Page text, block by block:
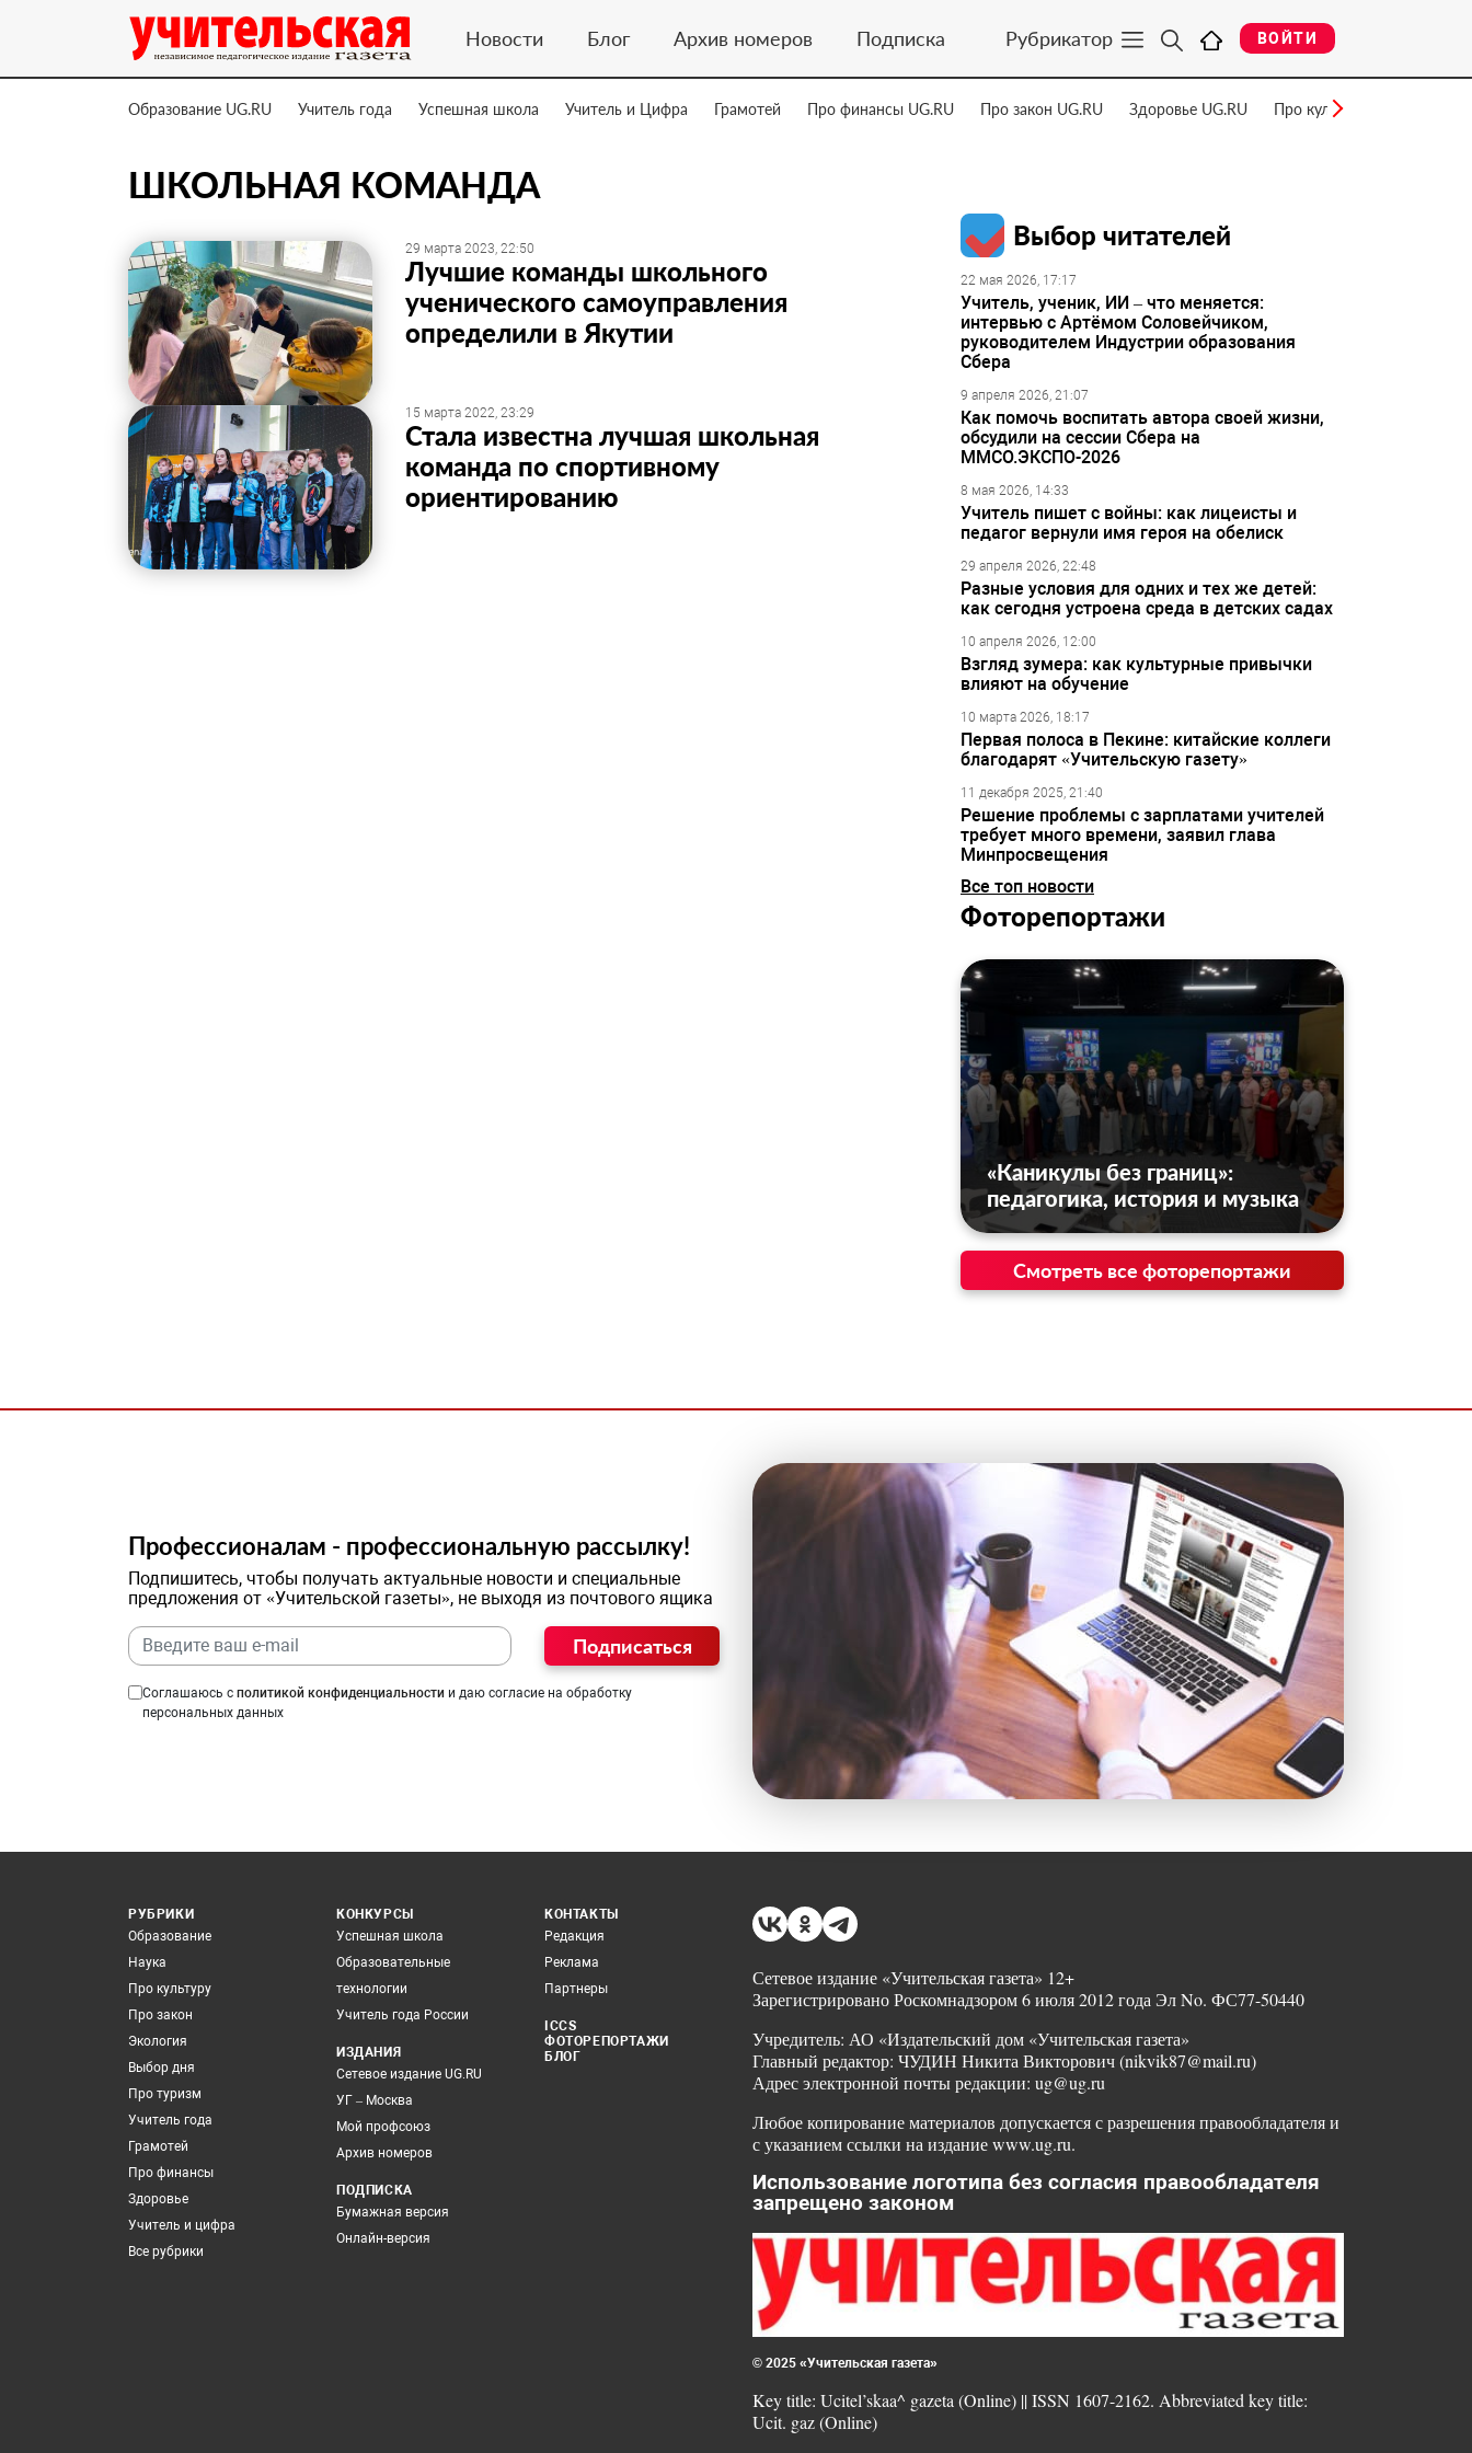
Новости Блог Архив номеров Подписка Рубрикатор ВОЙТИ
Образование UG.RU Учитель года Успешная школа Учитель и Цифра Грамотей Про финансы UG.RU Про закон UG.RU Здоровье UG.RU Про культуру UG.RU
ШКОЛЬНАЯ КОМАНДА
29 марта 2023, 22:50
Лучшие команды школьного
ученического самоуправления
определили в Якутии
15 марта 2022, 23:29
Стала известна лучшая школьная
команда по спортивному
ориентированию
Выбор читателей
22 мая 2026, 17:17
Учитель, ученик, ИИ – что меняется:
интервью с Артёмом Соловейчиком,
руководителем Индустрии образования
Сбера
9 апреля 2026, 21:07
Как помочь воспитать автора своей жизни,
обсудили на сессии Сбера на
ММСО.ЭКСПО-2026
8 мая 2026, 14:33
Учитель пишет с войны: как лицеисты и
педагог вернули имя героя на обелиск
29 апреля 2026, 22:48
Разные условия для одних и тех же детей:
как сегодня устроена среда в детских садах
10 апреля 2026, 12:00
Взгляд зумера: как культурные привычки
влияют на обучение
10 марта 2026, 18:17
Первая полоса в Пекине: китайские коллеги
благодарят «Учительскую газету»
11 декабря 2025, 21:40
Решение проблемы с зарплатами учителей
требует много времени, заявил глава
Минпросвещения
Все топ новости
Фоторепортажи
«Каникулы без границ»:
педагогика, история и музыка
Смотреть все фоторепортажи
Профессионалам - профессиональную рассылку!
Подпишитесь, чтобы получать актуальные новости и специальные
предложения от «Учительской газеты», не выходя из почтового ящика
Подписаться
Соглашаюсь с политикой конфиденциальности и даю согласие на обработку
персональных данных
РУБРИКИ
Образование
Наука
Про культуру
Про закон
Экология
Выбор дня
Про туризм
Учитель года
Грамотей
Про финансы
Здоровье
Учитель и цифра
Все рубрики
КОНКУРСЫ
Успешная школа
Образовательные
технологии
Учитель года России
ИЗДАНИЯ
Сетевое издание UG.RU
УГ – Москва
Мой профсоюз
Архив номеров
ПОДПИСКА
Бумажная версия
Онлайн-версия
КОНТАКТЫ
Редакция
Реклама
Партнеры
ICCS
ФОТОРЕПОРТАЖИ
БЛОГ
Сетевое издание «Учительская газета» 12+
Зарегистрировано Роскомнадзором 6 июля 2012 года Эл No. ФС77-50440
Учредитель: АО «Издательский дом «Учительская газета»
Главный редактор: ЧУДИН Никита Викторович (nikvik87@mail.ru)
Адрес электронной почты редакции: ug@ug.ru
Любое копирование материалов допускается с разрешения правообладателя и
с указанием ссылки на издание www.ug.ru.
Использование логотипа без согласия правообладателя
запрещено законом
© 2025 «Учительская газета»
Key title: Ucitel’skaa^ gazeta (Online) || ISSN 1607-2162. Abbreviated key title:
Ucit. gaz (Online)